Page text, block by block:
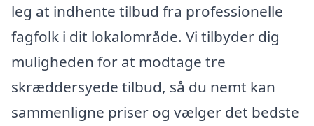
leg at indhente tilbud fra professionelle
fagfolk i dit lokalområde. Vi tilbyder dig
muligheden for at modtage tre
skræddersyede tilbud, så du nemt kan
sammenligne priser og vælger det bedste